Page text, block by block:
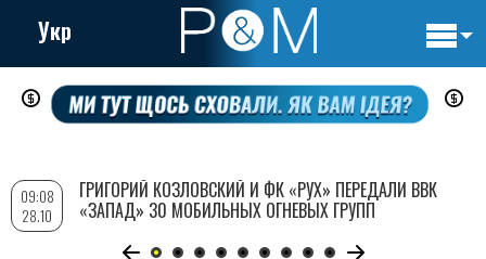
Перейти
содержанию
Укр
09:08
28.10
ГРИГОРИЙ КОЗЛОВСКИЙ И ФК «РУХ» ПЕРЕДАЛИ ВВК
«ЗАПАД» 30 МОБИЛЬНЫХ ОГНЕВЫХ ГРУПП